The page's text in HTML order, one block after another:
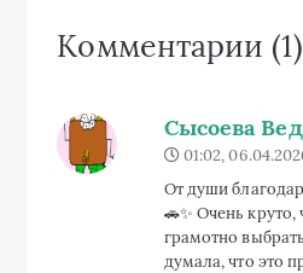
Комментарии (1)
Сысоева
01:02,
От души
🚗✨ Очень круто,
грамотно
думала, что это